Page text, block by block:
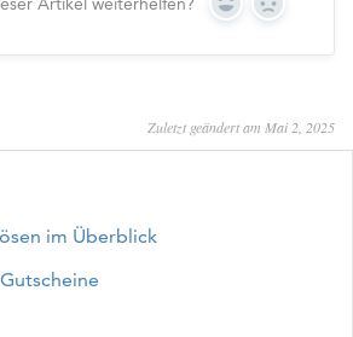
Yes No
Zuletzt geändert am Mai 2, 2025
im Überblick